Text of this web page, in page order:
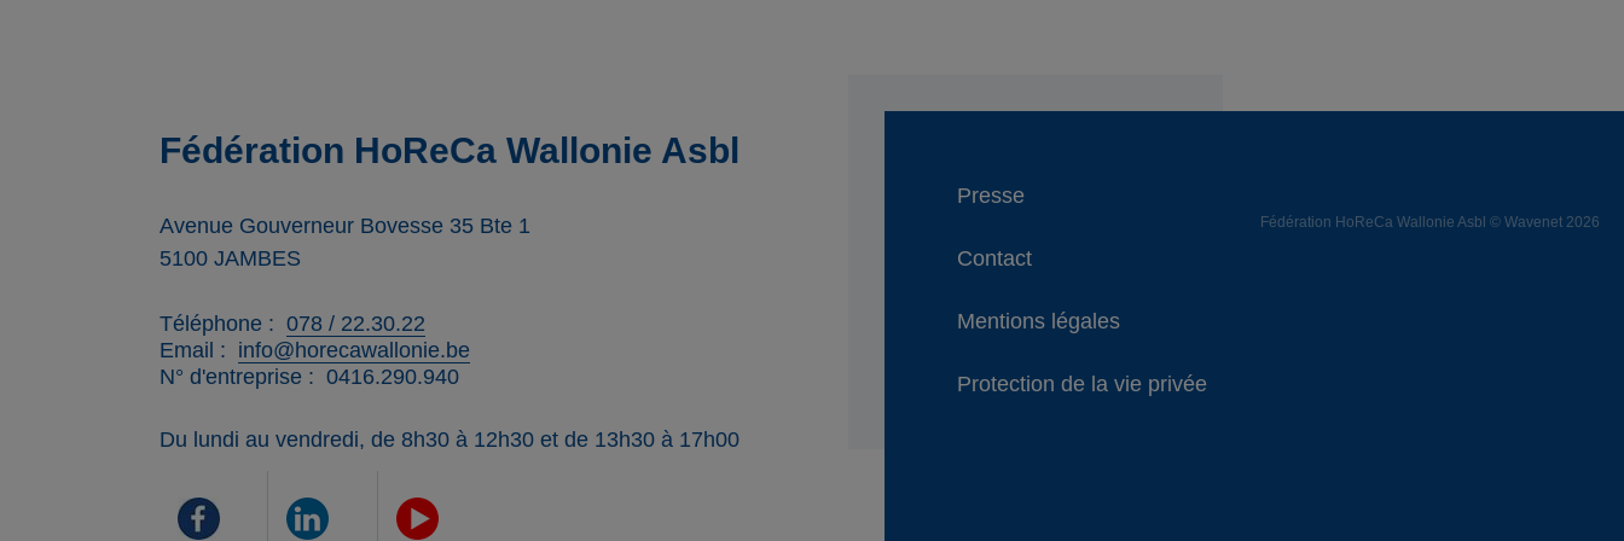
Fédération HoReCa Wallonie Asbl
Avenue Gouverneur Bovesse 35 Bte 1
5100 JAMBES
Téléphone
078 / 22.30.22
Email
info@horecawallonie.be
N° d'entreprise
0416.290.940
Du lundi au vendredi, de 8h30 à 12h30 et de 13h30 à 17h00
Presse
Contact
Mentions légales
Protection de la vie privée
Fédération HoReCa Wallonie Asbl © Wavenet 2026